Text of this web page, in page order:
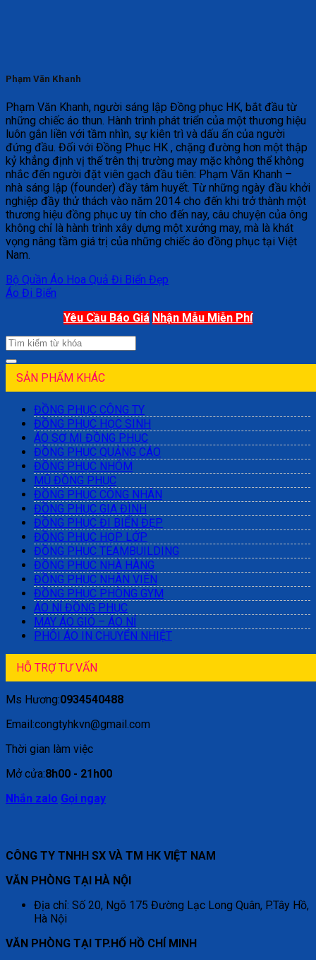
Phạm Văn Khanh
Phạm Văn Khanh, người sáng lập Đồng phục HK, bắt đầu từ
những chiếc áo thun. Hành trình phát triển của một thương hiệu
luôn gắn liền với tầm nhìn, sự kiên trì và dấu ấn của người
đứng đầu. Đối với Đồng Phục HK , chặng đường hơn một thập
kỷ khẳng định vị thế trên thị trường may mặc không thể không
nhắc đến người đặt viên gạch đầu tiên: Phạm Văn Khanh –
nhà sáng lập (founder) đầy tâm huyết. Từ những ngày đầu khởi
nghiệp đầy thử thách vào năm 2014 cho đến khi trở thành một
thương hiệu đồng phục uy tín cho đến nay, câu chuyện của ông
không chỉ là hành trình xây dựng một xưởng may, mà là khát
vọng nâng tầm giá trị của những chiếc áo đồng phục tại Việt
Nam.
Bộ Quần Áo Hoa Quả Đi Biển Đẹp
Áo Đi Biển
Yêu Cầu Báo Giá Nhận Mẫu Miễn Phí
SẢN PHẨM KHÁC
ĐỒNG PHỤC CÔNG TY
ĐỒNG PHỤC HỌC SINH
ÁO SƠ MI ĐỒNG PHỤC
ĐỒNG PHỤC QUẢNG CÁO
ĐỒNG PHỤC NHÓM
MŨ ĐỒNG PHỤC
ĐỒNG PHỤC CÔNG NHÂN
ĐỒNG PHỤC GIA ĐÌNH
ĐỒNG PHỤC ĐI BIỂN ĐẸP
ĐỒNG PHỤC HỌP LỚP
ĐỒNG PHỤC TEAMBUILDING
ĐỒNG PHỤC NHÀ HÀNG
ĐỒNG PHỤC NHÂN VIÊN
ĐỒNG PHỤC PHÒNG GYM
ÁO NỈ ĐỒNG PHỤC
MAY ÁO GIÓ – ÁO NỈ
PHÔI ÁO IN CHUYỂN NHIỆT
HỖ TRỢ TƯ VẤN
Ms Hương:0934540488
Email:congtyhkvn@gmail.com
Thời gian làm việc
Mở cửa:8h00 - 21h00
Nhắn zalo Gọi ngay
CÔNG TY TNHH SX VÀ TM HK VIỆT NAM
VĂN PHÒNG TẠI HÀ NỘI
Địa chỉ: Số 20, Ngõ 175 Đường Lạc Long Quân, P.Tây Hồ,
Hà Nội
VĂN PHÒNG TẠI TP.HỐ HỒ CHÍ MINH